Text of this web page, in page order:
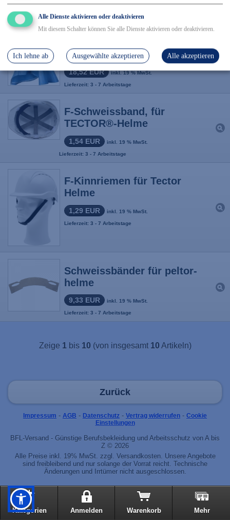
Alle Dienste aktivieren oder deaktivieren
Mit diesem Schalter können Sie alle Dienste aktivieren oder deaktivieren.
Ich lehne ab Ausgewählte akzeptieren Alle akzeptieren
HB-Reinraum und Staub-
Kopfhauben, 105 g/m²,
100 % Polyester, Größe: 54 - 64
18,52 EUR inkl. 19 % MwSt.
Lieferzeit: 3 - 7 Arbeitstage
F-Schweissband, für
TECTOR®-Helme
1,54 EUR inkl. 19 % MwSt.
Lieferzeit: 3 - 7 Arbeitstage
F-Kinnriemen für Tector
Helme
1,29 EUR inkl. 19 % MwSt.
Lieferzeit: 3 - 7 Arbeitstage
Schweissbänder für peltor-
helme
9,33 EUR inkl. 19 % MwSt.
Lieferzeit: 3 - 7 Arbeitstage
Zeige 1bis 10 (von insgesamt 10 Artikeln)
Zurück
Impressum - AGB - Datenschutz - Vertrag widerrufen - Cookie
Einstellungen
BFL-Versand - Günstige Berufsbekleidung und Arbeitsschutz von A bis
Z © 2026
Alle Preise inkl. 19% MwSt. zzgl. Versandkosten. Unsere Angebote
sind freibleibend und nur solange der Vorrat reicht. Technische
Änderungen und Irrtümer nicht ausgeschlossen.
Kategorien Anmelden Warenkorb Mehr